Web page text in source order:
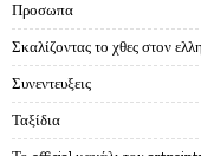
Προσωπα
Σκαλίζοντας το χθες στον
Συνεντευξεις
Ταξίδια